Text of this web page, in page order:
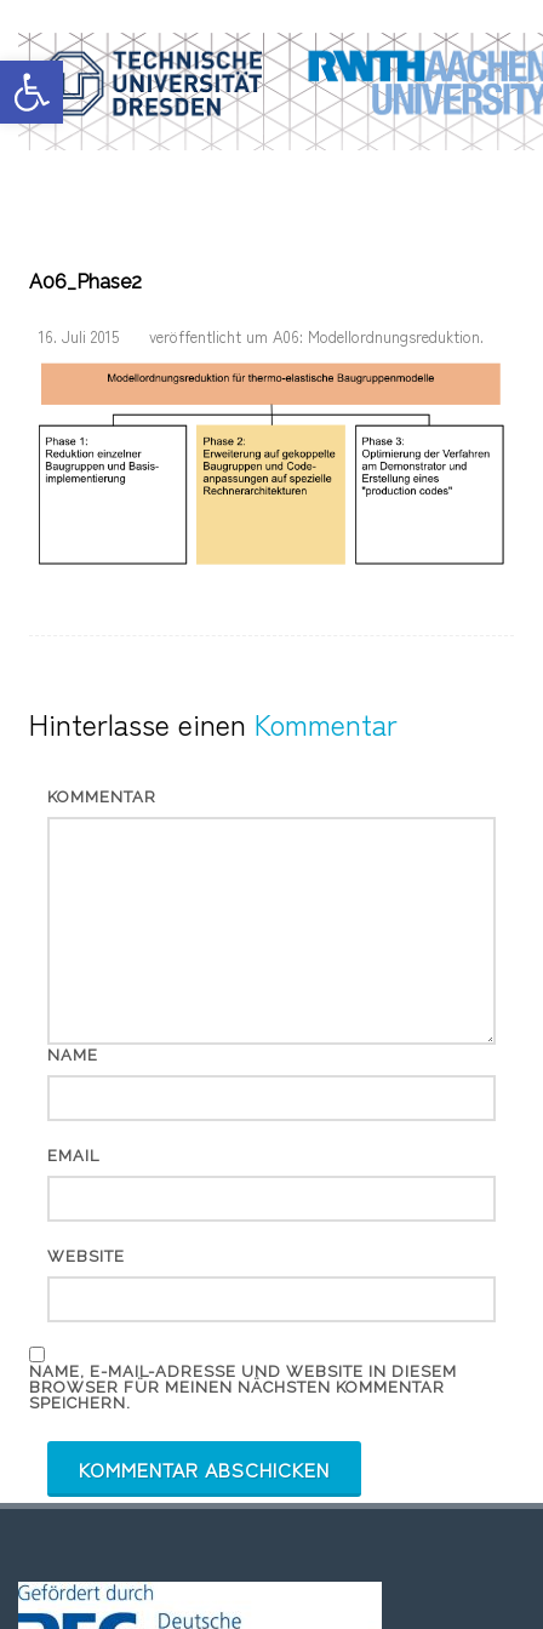
Werkzeugleiste öffnen
A06_Phase2
veröffentlicht
16. Juli 2015 um A06: Modellordnungsreduktion.
Hinterlasse einen Kommentar
KOMMENTAR
NAME
EMAIL
WEBSITE
NAME, E-MAIL-ADRESSE UND WEBSITE IN DIESEM
BROWSER FÜR MEINEN NÄCHSTEN KOMMENTAR
SPEICHERN.